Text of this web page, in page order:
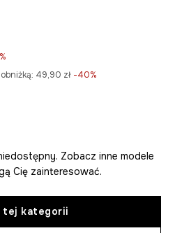
49,90 zł -40%
Zobacz inne modele
Cię zainteresować.
tej kategorii